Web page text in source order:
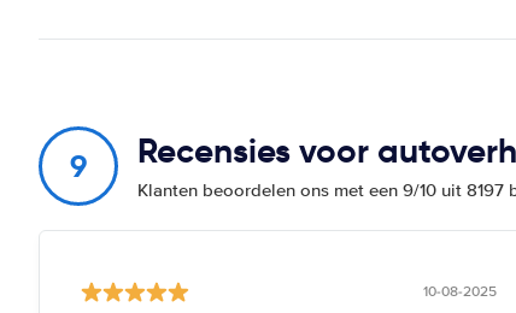
9 Recensies voor
Klanten beoordelen ons met een 9/10 uit 8197
10-08-2025